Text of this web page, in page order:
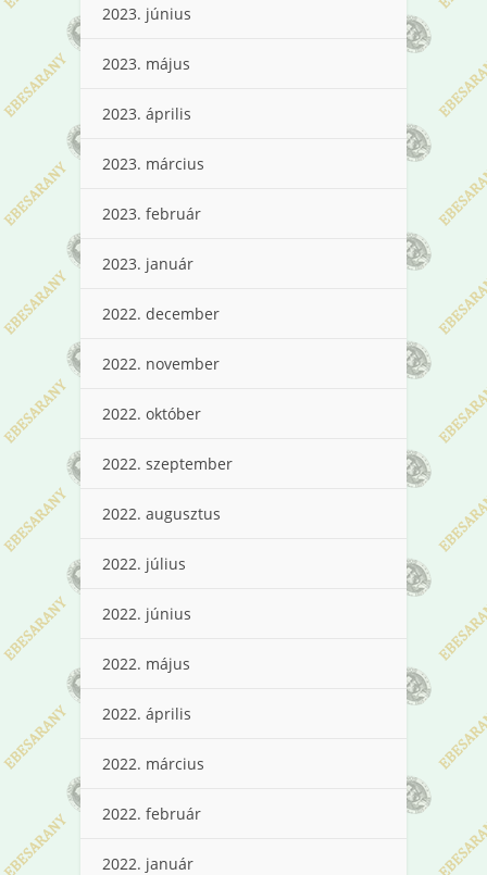
2023. június
2023. május
2023. április
2023. március
2023. február
2023. január
2022. december
2022. november
2022. október
2022. szeptember
2022. augusztus
2022. július
2022. június
2022. május
2022. április
2022. március
2022. február
2022. január